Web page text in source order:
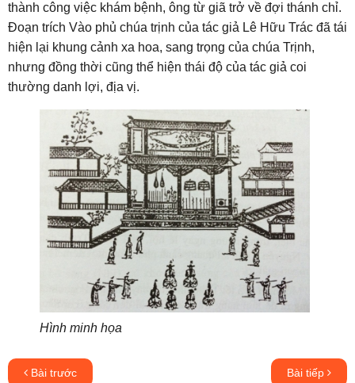
thành công việc khám bệnh, ông từ giã trở về đợi thánh chỉ.
Đoạn trích Vào phủ chúa trịnh của tác giả Lê Hữu Trác đã tái
hiện lại khung cảnh xa hoa, sang trọng của chúa Trịnh,
nhưng đồng thời cũng thể hiện thái độ của tác giả coi
thường danh lợi, địa vị.
Hình minh họa
Bài trước Bài tiếp